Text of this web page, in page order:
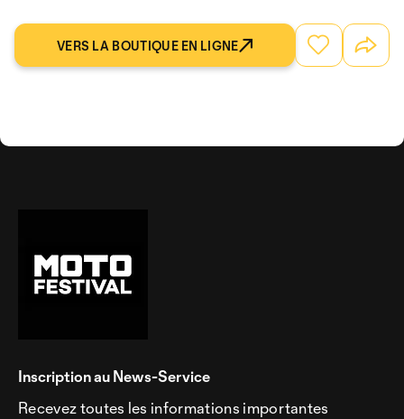
VERS LA BOUTIQUE EN LIGNE
Inscription au News-Service
Recevez toutes les informations importantes